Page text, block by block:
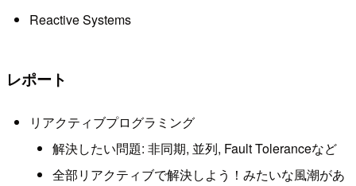
Reactive Systems
レポート
リアクティブプログラミング
解決したい問題: 非同期, 並列, Fault Toleranceなど
全部リアクティブで解決しよう！みたいな風潮があ